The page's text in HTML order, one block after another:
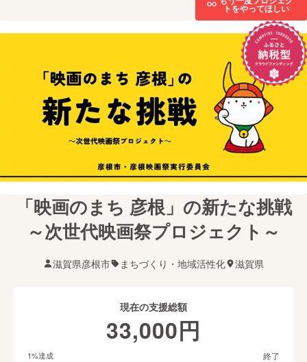
トをやってほしい
「映画のまち 彦根」の新たな挑戦
～次世代映画祭プロジェクト～
滋賀県彦根市 まちづくり・地域活性化 滋賀県
現在の支援総額
33,000円
1%達成 終了